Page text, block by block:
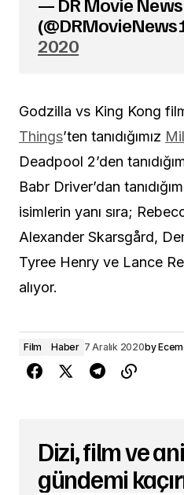
2020
Godzilla vs King Kong
Things’ten tanıdığımız
Deadpool 2’den
Babr Driver’dan
isimlerin yanı sıra;
Alexander Skarsgård,
Tyree Henry ve Lance
alıyor.
Film Haber 7 Aralık 2020by
Dizi, film ve
gündemi